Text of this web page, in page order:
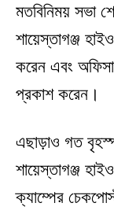
মতবিনিময় সভা
শায়েস্তাগঞ্জ
করেন এবং
প্রকাশ করেন।
এছাড়াও গত
শায়েস্তাগঞ্জ
ক্যাম্পের